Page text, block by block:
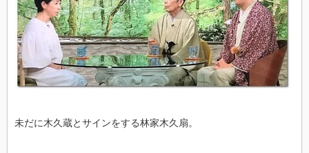
未だに木久蔵とサインをする林家木久扇。